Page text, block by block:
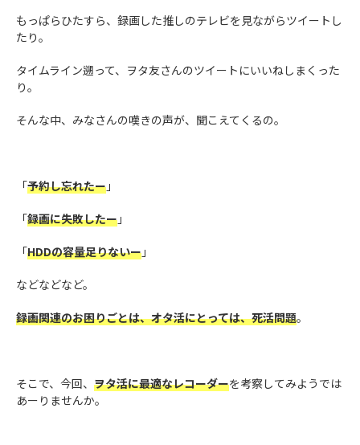
もっぱらひたすら、録画した推しのテレビを見ながらツイートし
たり。
タイムライン遡って、ヲタ友さんのツイートにいいねしまくった
り。
そんな中、みなさんの嘆きの声が、聞こえてくるの。
「予約し忘れたー 」
「録画に失敗したー 」
「HDDの容量足りないー 」
などなどなど。
録画関連のお困りごとは、オタ活にとっては、死活問題。
そこで、今回、 ヲタ活に最適なレコーダーを考察してみようでは
あーりませんか。